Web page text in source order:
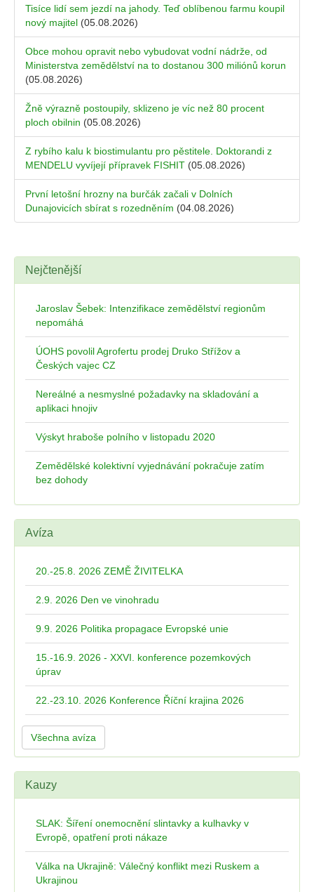
Tisíce lidí sem jezdí na jahody. Teď oblíbenou farmu koupil
nový majitel (05.08.2026)
Obce mohou opravit nebo vybudovat vodní nádrže, od
Ministerstva zemědělství na to dostanou 300 miliónů korun
(05.08.2026)
Žně výrazně postoupily, sklizeno je víc než 80 procent
ploch obilnin (05.08.2026)
Z rybího kalu k biostimulantu pro pěstitele. Doktorandi z
MENDELU vyvíjejí přípravek FISHIT (05.08.2026)
První letošní hrozny na burčák začali v Dolních
Dunajovicích sbírat s rozedněním (04.08.2026)
Nejčtenější
Jaroslav Šebek: Intenzifikace zemědělství regionům
nepomáhá
ÚOHS povolil Agrofertu prodej Druko Střížov a
Českých vajec CZ
Nereálné a nesmyslné požadavky na skladování a
aplikaci hnojiv
Výskyt hraboše polního v listopadu 2020
Zemědělské kolektivní vyjednávání pokračuje zatím
bez dohody
Avíza
20.-25.8. 2026 ZEMĚ ŽIVITELKA
2.9. 2026 Den ve vinohradu
9.9. 2026 Politika propagace Evropské unie
15.-16.9. 2026 - XXVI. konference pozemkových
úprav
22.-23.10. 2026 Konference Říční krajina 2026
Všechna avíza
Kauzy
SLAK: Šíření onemocnění slintavky a kulhavky v
Evropě, opatření proti nákaze
Válka na Ukrajině: Válečný konflikt mezi Ruskem a
Ukrajinou